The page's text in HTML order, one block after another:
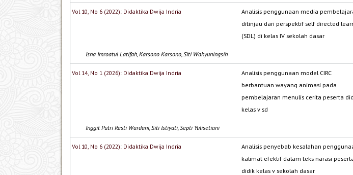
Vol 10, No 6 (2022): Didaktika Dwija Indria
Analisis penggunaan media
ditinjau dari perspektif self directed
(SDL) di kelas IV sekolah dasar
Isna Imroatul Latifah, Karsono Karsono, Siti Wahyuningsih
Vol 14, No 1 (2026): Didaktika Dwija Indria
Analisis penggunaan model CIRC
berbantuan wayang animasi pada
pembelajaran menulis cerita peserta
kelas v sd
Inggit Putri Resti Wardani, Siti Istiyati, Septi Yulisetiani
Vol 10, No 6 (2022): Didaktika Dwija Indria
Analisis penyebab kesalahan
kalimat efektif dalam teks narasi
didik kelas v sekolah dasar